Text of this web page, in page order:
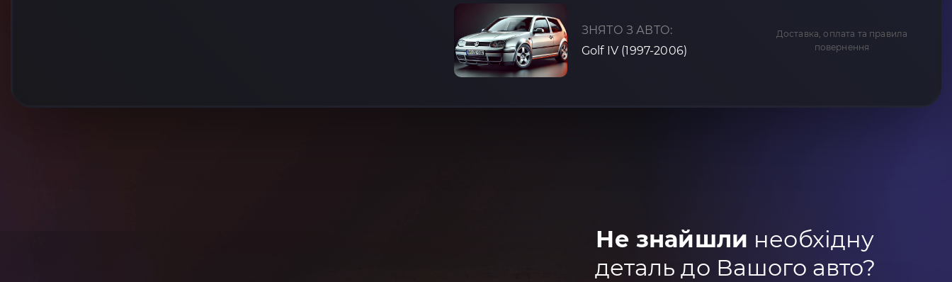
ЗНЯТО З АВТО:
Golf IV (1997-2006)
Доставка, оплата та правила
повернення
Не знайшли необхідну
деталь до Вашого авто?